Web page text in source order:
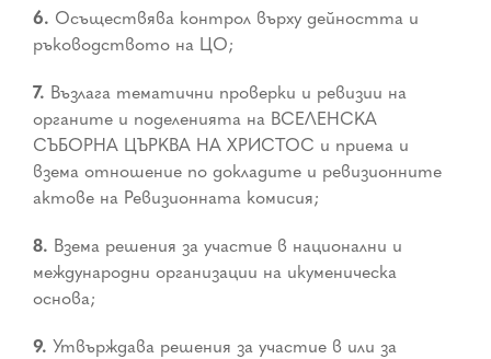
6. Осъществява контрол върху дейността и
ръководството на ЦО;
7. Възлага тематични проверки и ревизии на
органите и поделенията на ВСЕЛЕНСКА
СЪБОРНА ЦЪРКВА НА ХРИСТОС и приема и
взема отношение по докладите и ревизионните
актове на Ревизионната комисия;
8. Взема решения за участие в национални и
международни организации на икуменическа
основа;
9. Утвърждава решения за участие в или за